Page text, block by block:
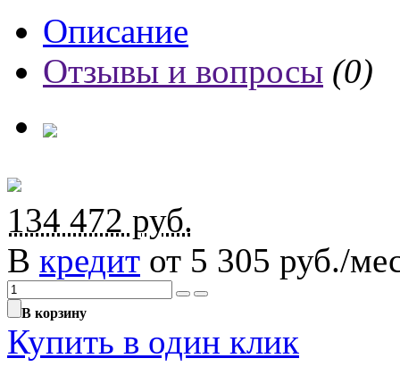
Описание
Отзывы и вопросы (0)
134 472 руб.
В кредит от 5 305 руб./
В корзину
Купить в один клик